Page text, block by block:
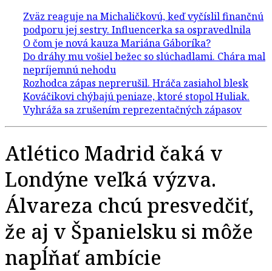
Atlético Madrid čaká v
Londýne veľká výzva.
Álvareza chcú presvedčiť,
že aj v Španielsku si môže
napĺňať ambície